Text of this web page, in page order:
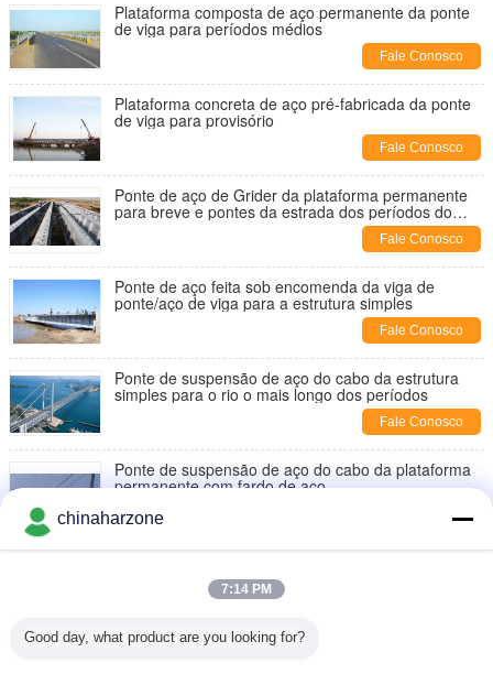
Plataforma composta de aço permanente da ponte
de viga para períodos médios
Fale Conosco
Plataforma concreta de aço pré-fabricada da ponte
de viga para provisório
Fale Conosco
Ponte de aço de Grider da plataforma permanente
para breve e pontes da estrada dos períodos do
Fale Conosco
Ponte de aço feita sob encomenda da viga de
ponte/aço de viga para a estrutura simples
Fale Conosco
Ponte de suspensão de aço do cabo da estrutura
simples para o rio o mais longo dos períodos
Fale Conosco
Ponte de suspensão de aço do cabo da plataforma
permanente com fardo de aço
pesada de grande resistência para a estrada
Pontes de aço da estada do cabo da suspensão do
chinaharzone
7:14 PM
Good day, what product are you looking for?